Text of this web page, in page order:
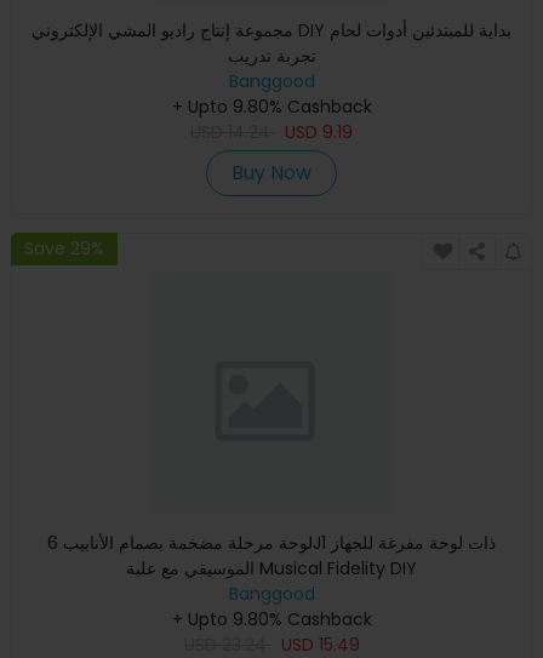
مجموعة إنتاج راديو المشي الإلكتروني DIY بداية للمبتدئين أدوات لحام
تجربة تدريب
Banggood
+ Upto 9.80% Cashback
USD 9.19
Buy Now
Save 29%
لوحة مرحلة مضخمة بصمام الأنابيب 6J1 ذات لوحة مفرغة للجهاز
الموسيقي مع علبة Musical Fidelity DIY
Banggood
+ Upto 9.80% Cashback
USD 15.49